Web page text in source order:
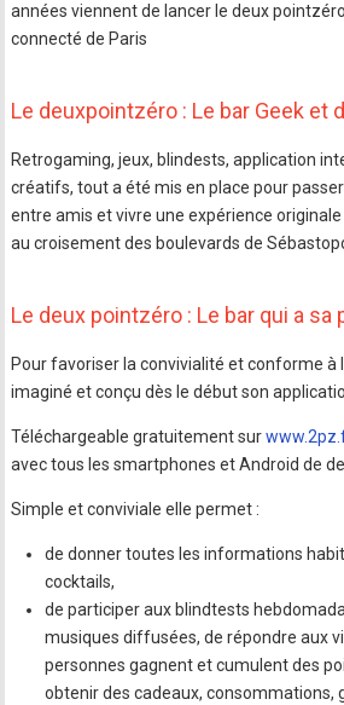
années viennent de lancer le deux
connecté de Paris
Le deuxpointzéro : Le bar Geek et
Retrogaming, jeux, blindests, application
créatifs, tout a été mis en place pour
entre amis et vivre une expérience
au croisement des boulevards de
Le deux pointzéro : Le bar qui a sa
Pour favoriser la convivialité et conforme à
imaginé et conçu dès le début son
Téléchargeable gratuitement sur
avec tous les smartphones et Android de
Simple et conviviale elle permet :
de donner toutes les informations
cocktails,
de participer aux blindtests
musiques diffusées, de répondre aux
personnes gagnent et cumulent des
obtenir des cadeaux, consommations,